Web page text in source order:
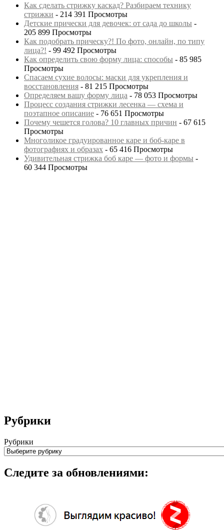
Как сделать стрижку каскад? Разбираем технику
стрижки - 214 391 Просмотры
Детские прически для девочек: от сада до школы -
205 899 Просмотры
Как подобрать прическу?! По фото, онлайн, по типу
лица?! - 99 492 Просмотры
Как определить свою форму лица: способы - 85 985
Просмотры
Спасаем сухие волосы: маски для укрепления и
восстановления - 81 215 Просмотры
Определяем вашу форму лица - 78 053 Просмотры
Процесс создания стрижки лесенка — схема и
поэтапное описание - 76 651 Просмотры
Почему чешется голова? 10 главных причин - 67 615
Просмотры
Многоликое градуированное каре и боб-каре в
фотографиях и образах - 65 416 Просмотры
Удивительная стрижка боб каре — фото и формы -
60 344 Просмотры
Рубрики
Рубрики
Следите за обновлениями: